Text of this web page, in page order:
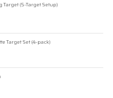
(5-Target Setup)
Target Set (4-pack)